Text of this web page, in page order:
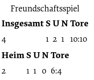
Freundschaftsspiel
InsgesamtS UNTore
4 1 2 1 10:10
HeimS UNTore
2 1 1 0 6:4